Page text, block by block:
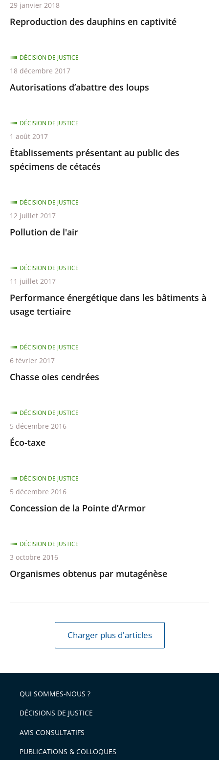
Reproduction des dauphins en captivité
29 janvier 2018
Autorisations d’abattre des loups
DÉCISION DE JUSTICE
18 décembre 2017
Établissements présentant au public des
spécimens de cétacés
DÉCISION DE JUSTICE
1 août 2017
Pollution de l'air
DÉCISION DE JUSTICE
12 juillet 2017
Performance énergétique dans les bâtiments à
usage tertiaire
DÉCISION DE JUSTICE
11 juillet 2017
Chasse oies cendrées
DÉCISION DE JUSTICE
6 février 2017
Éco-taxe
DÉCISION DE JUSTICE
5 décembre 2016
Concession de la Pointe d’Armor
DÉCISION DE JUSTICE
5 décembre 2016
Organismes obtenus par mutagénèse
DÉCISION DE JUSTICE
3 octobre 2016
Charger plus d'articles
QUI SOMMES-NOUS ?
DÉCISIONS DE JUSTICE
AVIS CONSULTATIFS
PUBLICATIONS & COLLOQUES